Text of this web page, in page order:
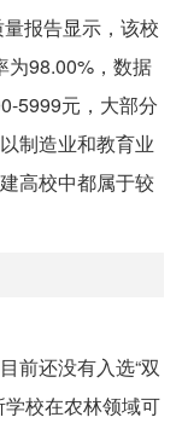
报告显示，该校
为98.00%，数据
5999元，大部分
制造业和教育业
高校中都属于较
前还没有入选“双
校在农林领域可